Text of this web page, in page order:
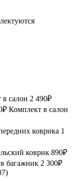
салон 2 490₽
Комплект в салон
коврика 1
коврик 890₽
багажник 2 300₽